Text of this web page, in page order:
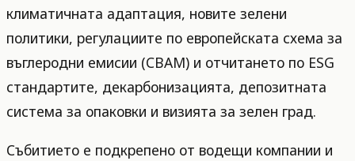
климатичната адаптация, новите зелени
политики, регулациите по европейската схема за
въглеродни емисии (CBAM) и отчитането по ESG
стандартите, декарбонизацията, депозитната
система за опаковки и визията за зелен град.
Събитието е подкрепено от водещи компании и